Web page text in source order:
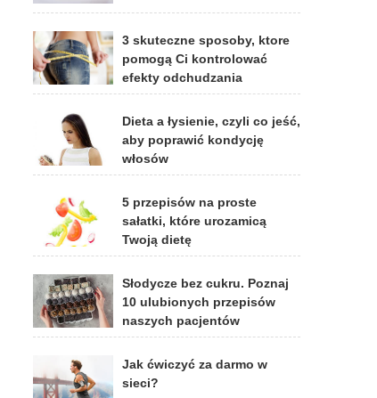
3 skuteczne sposoby, ktore
pomogą Ci kontrolować
efekty odchudzania
Dieta a łysienie, czyli co jeść,
aby poprawić kondycję
włosów
5 przepisów na proste
sałatki, które urozamicą
Twoją dietę
Słodycze bez cukru. Poznaj
10 ulubionych przepisów
naszych pacjentów
Jak ćwiczyć za darmo w
sieci?